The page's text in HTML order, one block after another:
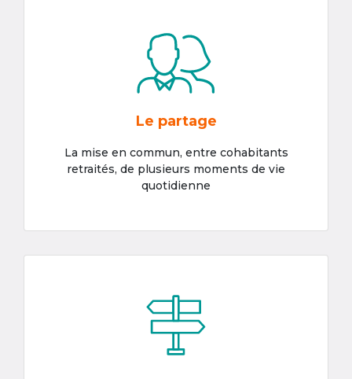
Le partage
La mise en commun, entre cohabitants
retraités, de plusieurs moments de vie
quotidienne